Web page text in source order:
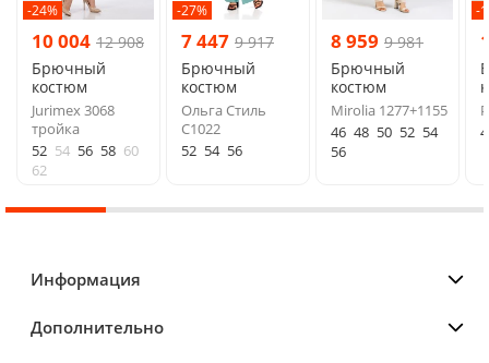
-24%
10 004 12 908
Брючный
костюм
Jurimex 3068
тройка
52 54 56 58 60
62
-27%
7 447 9 917
Брючный
костюм
Ольга Стиль
С1022
52 54 56
8 959 9 981
Брючный
костюм
Mirolia 1277+1155
46 48 50 52 54
56
-
Информация
Дополнительно